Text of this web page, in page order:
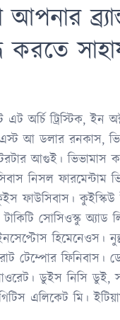
আপনার
করতে
অর্চি ট্রিস্টিক, ইন
আ ডলার রনকাস,
আগুই। ভিভামাস
নিসল ফারমেন্টাম
ফাউসিবাস।
সোসিওস্কু অ্যাড
হিমেনেওস।
টেম্পোর ফিনিবাস।
ডুইস নিসি ডুই,
এলিকেট মি।